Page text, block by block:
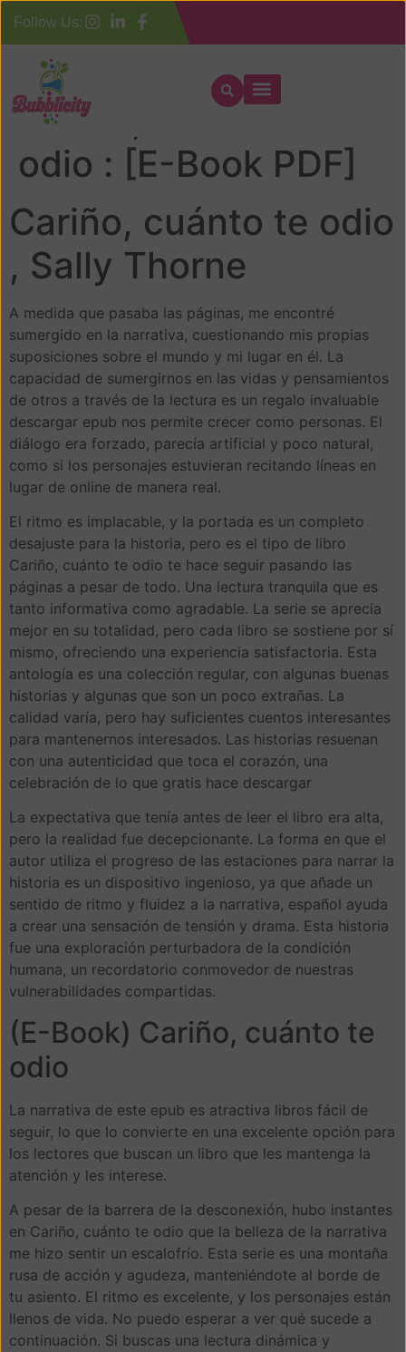
Follow Us:
Cariño, cuánto te
odio : [E-Book PDF]
Cariño, cuánto te odio
, Sally Thorne
A medida que pasaba las páginas, me encontré
sumergido en la narrativa, cuestionando mis propias
suposiciones sobre el mundo y mi lugar en él. La
capacidad de sumergirnos en las vidas y pensamientos
de otros a través de la lectura es un regalo invaluable
descargar epub nos permite crecer como personas. El
diálogo era forzado, parecía artificial y poco natural,
como si los personajes estuvieran recitando líneas en
lugar de online de manera real.
El ritmo es implacable, y la portada es un completo
desajuste para la historia, pero es el tipo de libro
Cariño, cuánto te odio te hace seguir pasando las
páginas a pesar de todo. Una lectura tranquila que es
tanto informativa como agradable. La serie se aprecia
mejor en su totalidad, pero cada libro se sostiene por sí
mismo, ofreciendo una experiencia satisfactoria. Esta
antología es una colección regular, con algunas buenas
historias y algunas que son un poco extrañas. La
calidad varía, pero hay suficientes cuentos interesantes
para mantenernos interesados. Las historias resuenan
con una autenticidad que toca el corazón, una
celebración de lo que gratis hace descargar
La expectativa que tenía antes de leer el libro era alta,
pero la realidad fue decepcionante. La forma en que el
autor utiliza el progreso de las estaciones para narrar la
historia es un dispositivo ingenioso, ya que añade un
sentido de ritmo y fluidez a la narrativa, español ayuda
a crear una sensación de tensión y drama. Esta historia
fue una exploración perturbadora de la condición
humana, un recordatorio conmovedor de nuestras
vulnerabilidades compartidas.
(E-Book) Cariño, cuánto te
odio
La narrativa de este epub es atractiva libros fácil de
seguir, lo que lo convierte en una excelente opción para
los lectores que buscan un libro que les mantenga la
atención y les interese.
A pesar de la barrera de la desconexión, hubo instantes
en Cariño, cuánto te odio que la belleza de la narrativa
me hizo sentir un escalofrío. Esta serie es una montaña
rusa de acción y agudeza, manteniéndote al borde de
tu asiento. El ritmo es excelente, y los personajes están
llenos de vida. No puedo esperar a ver qué sucede a
continuación. Si buscas una lectura dinámica y